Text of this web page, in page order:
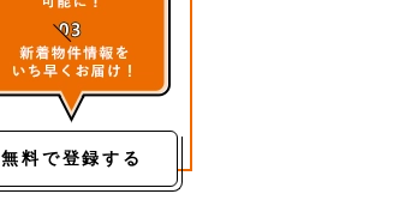
無料で登録する